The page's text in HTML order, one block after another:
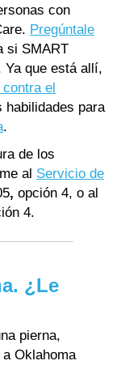
con
Pregúntale
si SMART
Ya que está allí,
el
para
.
de los
al Servicio de
, opción 4, o al
4.
¿Le
pierna,
Oklahoma